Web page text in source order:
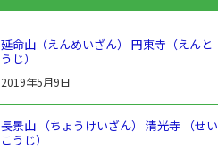
延命山（えんめいざん） 円東寺（えんと
うじ）
2019年5月9日
長景山 （ちょうけいざん） 清光寺 （せい
こうじ）